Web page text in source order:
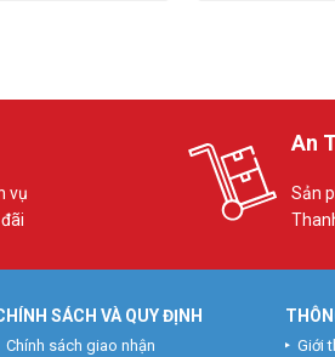
vụ
An
Sản
SÁCH VÀ QUY ĐỊNH
Chính sách giao nhận
Giới